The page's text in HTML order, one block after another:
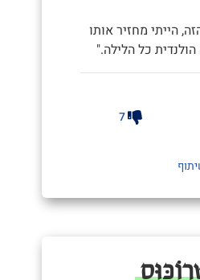
הייתי מחזיר אותו
כל הלילה."
7